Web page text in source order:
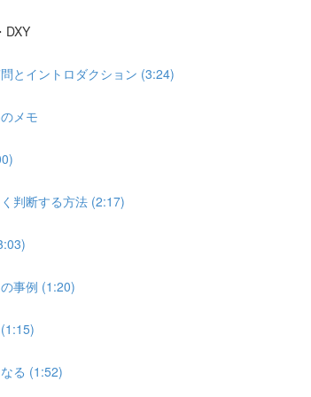
DXY
とイントロダクション (3:24)
メモ
判断する方法 (2:17)
事例 (1:20)
る (1:52)